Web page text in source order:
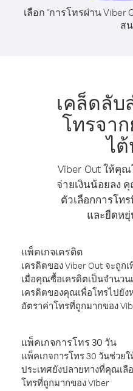
เลือก "การโทรผ่าน Viber
ส
เคล็ดลับ
โทรจา
ไ
Viber Out ให้คุ
จ่ายเงินน้อยลง
ตัวเลือกการโท
และยืดหยุ่
แพ็คเกจเครดิต
เครดิตของ Viber Out จะถู
เมื่อคุณซื้อเครดิตเป็นจำนวน
เครดิตของคุณเพื่อโทรไปยัง
อัตราค่าโทรที่ถูกมากของ
แพ็คเกจการโทร 30 วัน
แพ็คเกจการโทร 30 วันช่วย
ประเทศยังปลายทางที่คุณเลื
โทรที่ถูกมากของ Viber